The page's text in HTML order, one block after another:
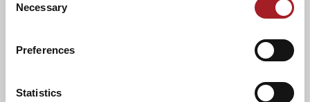
Selection
Necessary
Preferences
Statistics